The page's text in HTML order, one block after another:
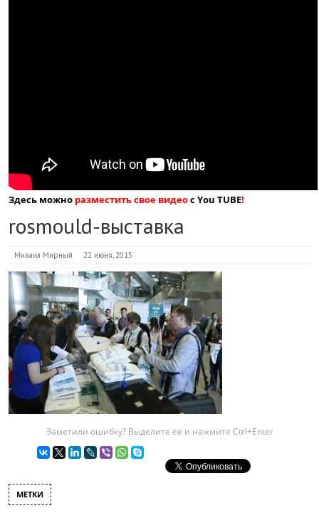
Здесь можно разместить свое видеос You TUBE!
rosmould-выставка
Михаил Мирный 22 июня, 2015
Заметили ошибку? Выделите ее и нажмите Ctrl+Enter
МЕТКИ